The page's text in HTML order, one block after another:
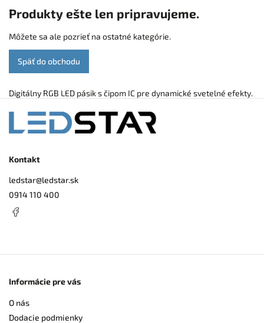
Produkty ešte len pripravujeme.
Môžete sa ale pozrieť na ostatné kategórie.
Späť do obchodu
Digitálny RGB LED pásik s čipom IC pre dynamické svetelné efekty.
Kontakt
ledstar@ledstar.sk
0914 110 400
Informácie pre vás
O nás
Dodacie podmienky